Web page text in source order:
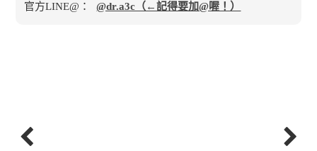
官方LINE@： @dr.a3c（←記得要加@喔！）